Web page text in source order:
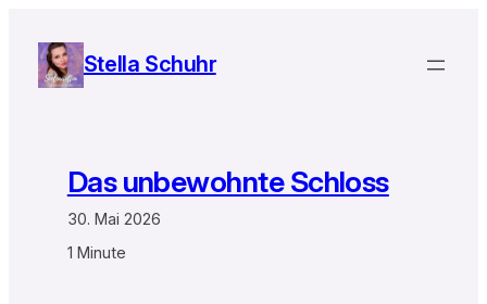
Inhalt
springen
Stella Schuhr
Das unbewohnte Schloss
30. Mai 2026
1 Minute